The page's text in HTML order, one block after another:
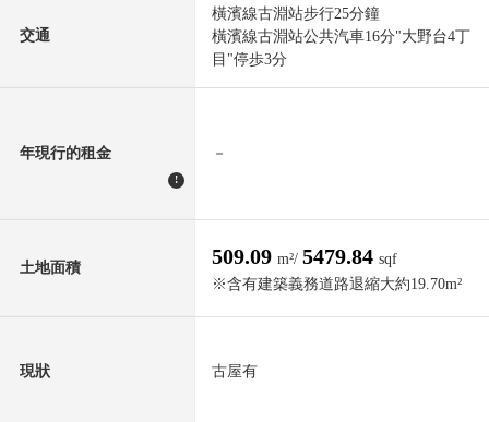
交通
橫濱線古淵站步行25分鐘
橫濱線古淵站公共汽車16分"大野台4丁
目"停歩3分
年現行的租金
!
－
土地面積 509.09 m²/ 5479.84 sqf
※含有建築義務道路退縮大約19.70m²
現狀 古屋有